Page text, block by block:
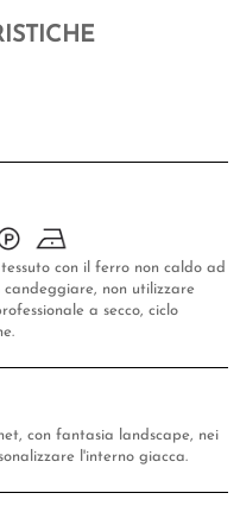
con il ferro non caldo ad
candeggiare, non utilizzare
a secco, ciclo
con fantasia landscape, nei
l'interno giacca.